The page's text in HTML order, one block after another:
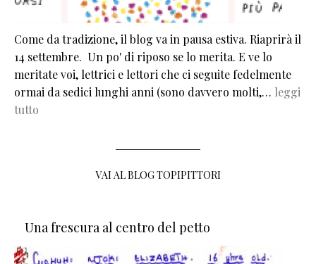
Come da tradizione, il blog va in pausa estiva. Riaprirà il
14 settembre. Un po' di riposo se lo merita. E ve lo
meritate voi, lettrici e lettori che ci seguite fedelmente
ormai da sedici lunghi anni (sono davvero molti,… leggi
tutto
VAI AL BLOG TOPIPITTORI
Una frescura al centro del petto